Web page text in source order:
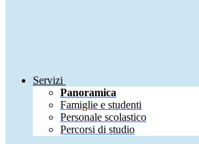
Servizi
Panoramica
Famiglie e studenti
Personale scolastico
Percorsi di studio